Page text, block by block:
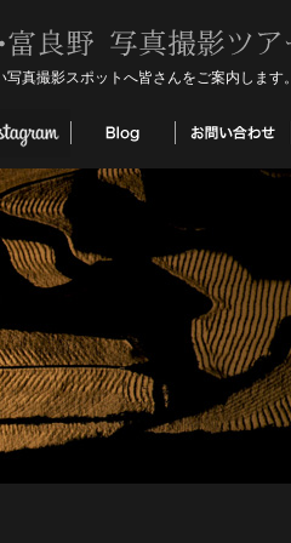
写真撮影スポットへ皆さんをご案内します。